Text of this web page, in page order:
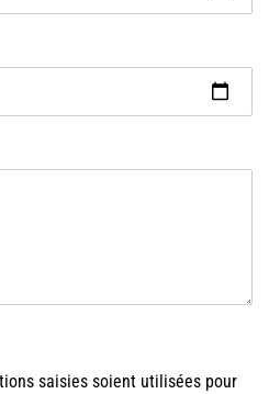
saisies soient utilisées pour